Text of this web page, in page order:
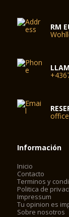
RM
Información
Inicio
Contacto
Terminos y
Politica de
Impressum
Tu opinion es
Sobre nosotros